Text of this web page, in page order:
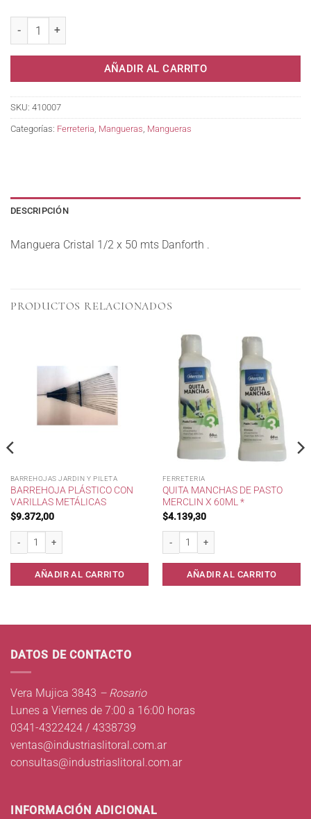
AÑADIR AL CARRITO
SKU: 410007
Categorías: Ferreteria, Mangueras, Mangueras
DESCRIPCIÓN
Manguera Cristal 1/2 x 50 mts Danforth .
PRODUCTOS RELACIONADOS
BARREHOJAS JARDIN Y PILETA
BARREHOJA PLÁSTICO CON
VARILLAS METÁLICAS
$9.372,00
Barrehoja Plástico con Varillas Metálicas cantidad
AÑADIR AL CARRITO
FERRETERIA
QUITA MANCHAS DE PASTO
MERCLIN X 60ML *
$4.139,30
Quita Manchas de Pasto Merclin x
AÑADIR AL CARRITO
DATOS DE CONTACTO
Vera Mujica 3843 – Rosario
Lunes a Viernes de 7:00 a 16:00 horas
0341-4322424 / 4338739
ventas@industriaslitoral.com.ar
consultas@industriaslitoral.com.ar
INFORMACIÓN ADICIONAL